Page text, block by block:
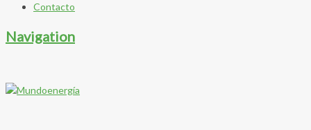
Contacto
Navigation